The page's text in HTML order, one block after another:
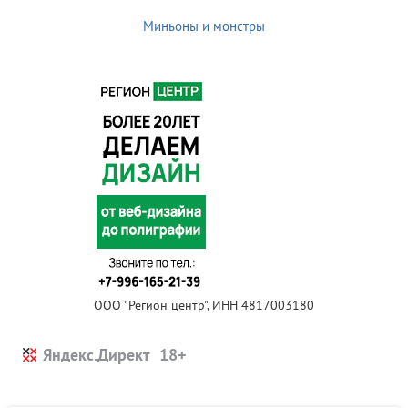
Миньоны и монстры
ООО "Регион центр", ИНН 4817003180
Яндекс.Директ